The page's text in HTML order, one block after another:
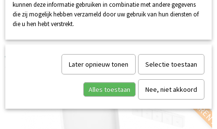
Inloggen Registreren
UW WINKELWAGEN
wc
KOM HEM
kunnen deze informatie gebruiken in combinatie met andere gegevens
die zij mogelijk hebben verzameld door uw gebruik van hun diensten of
die u hen hebt verstrekt.
Later opnieuw tonen Selectie toestaan
Alles toestaan Nee, niet akkoord